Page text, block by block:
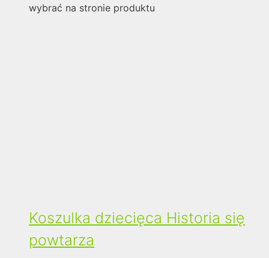
wybrać na stronie produktu
Koszulka dziecięca Historia się
powtarza